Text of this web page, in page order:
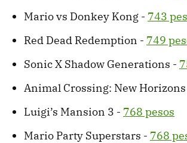
Mario vs Donkey Kong - 743
Red Dead Redemption - 749
Sonic X Shadow Generations -
Animal Crossing: New
Luigi’s Mansion 3 - 768 pesos
Mario Party Superstars - 768